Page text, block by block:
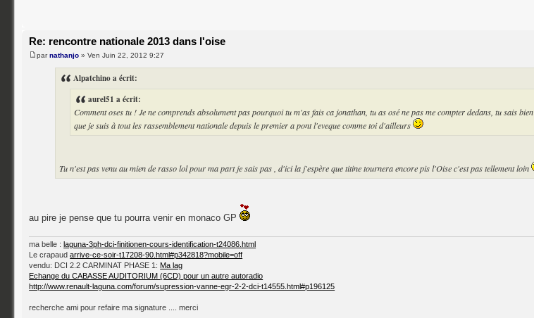
Re: rencontre nationale 2013 dans l'oise
parnathanjo » Ven Juin 22, 2012 9:27
Alpatchino a écrit:
aurel51 a écrit:
Comment oses tu ! Je ne comprends absolument pas pourquoi tu m'as fais ca jonathan, tu as osé ne pas me compter dedans, tu sais bien
que je suis à tout les rassemblement nationale depuis le premier a pont l'eveque comme toi d'ailleurs
Tu n'est pas venu au mien de rasso lol pour ma part je sais pas , d'ici la j'espère que titine tournera encore pis l'Oise c'est pas tellement loin
au pire je pense que tu pourra venir en monaco GP
ma belle :laguna-3ph-dci-finitionen-cours-identification-t24086.html
Le crapaudarrive-ce-soir-t17208-90.html#p342818?mobile=off
vendu: DCI 2.2 CARMINAT PHASE 1: Ma lag
Echange du CABASSE AUDITORIUM (6CD) pour un autre autoradio
http://www.renault-laguna.com/forum/supression-vanne-egr-2-2-dci-t14555.html#p196125
recherche ami pour refaire ma signature .... merci